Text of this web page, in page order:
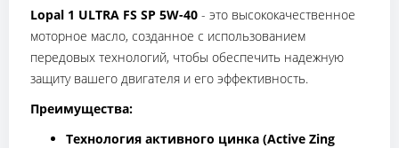
Lopal 1 ULTRA FS SP 5W-40 - это высококачественное
моторное масло, созданное с использованием
передовых технологий, чтобы обеспечить надежную
защиту вашего двигателя и его эффективность.
Преимущества:
Технология активного цинка (Active Zing